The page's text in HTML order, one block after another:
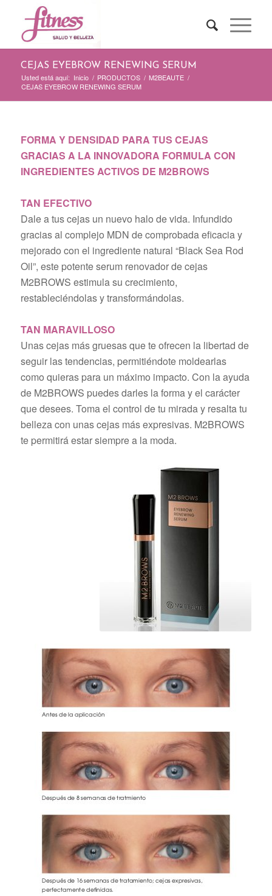
CEJAS EYEBROW RENEWING SERUM
Usted está aquí: Inicio / PRODUCTOS / M2BEAUTE /
CEJAS EYEBROW RENEWING SERUM
FORMA Y DENSIDAD PARA TUS CEJAS
GRACIAS A LA INNOVADORA FORMULA CON
INGREDIENTES ACTIVOS DE M2BROWS
TAN EFECTIVO
Dale a tus cejas un nuevo halo de vida. Infundido
gracias al complejo MDN de comprobada eficacia y
mejorado con el ingrediente natural “Black Sea Rod
Oil”, este potente serum renovador de cejas
M2BROWS estimula su crecimiento,
restableciéndolas y transformándolas.
TAN MARAVILLOSO
Unas cejas más gruesas que te ofrecen la libertad de
seguir las tendencias, permitiéndote moldearlas
como quieras para un máximo impacto. Con la ayuda
de M2BROWS puedes darles la forma y el carácter
que desees. Toma el control de tu mirada y resalta tu
belleza con unas cejas más expresivas. M2BROWS
te permitirá estar siempre a la moda.